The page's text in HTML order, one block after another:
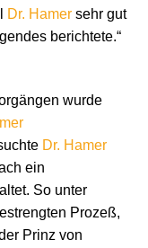
Dr. Hamer sehr gut
berichtete.“
wurde
Dr. Hamer
ein
So unter
Prozeß,
Prinz von